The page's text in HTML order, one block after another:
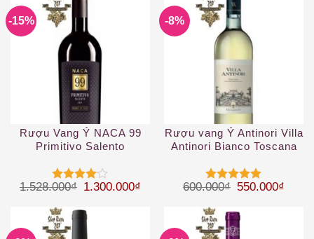
-15%
Rượu Vang Ý NACA 99
Primitivo Salento
Được
45 sao
1.528.000₫ Giá gốc là: 1.528.000₫.
1.300.000₫ Giá hiện tại là: 1.300.000₫.
-8%
Rượu vang Ý Antinori Villa
Antinori Bianco Toscana
Được xếp
sao
600.000₫ Giá gốc là:
550.000₫